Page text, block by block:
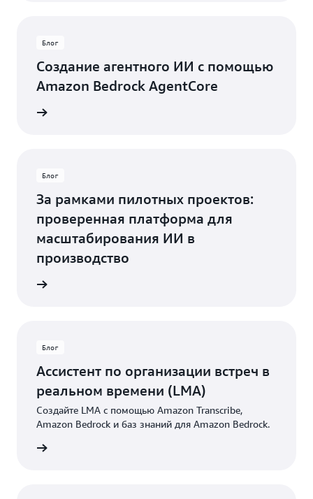
Блог
Создание агентного ИИ с помощью
Amazon Bedrock AgentCore
Блог
За рамками пилотных проектов:
проверенная платформа для
масштабирования ИИ в
производство
Блог
Ассистент по организации встреч в
реальном времени (LMA)
Создайте LMA с помощью Amazon Transcribe,
Amazon Bedrock и баз знаний для Amazon Bedrock.